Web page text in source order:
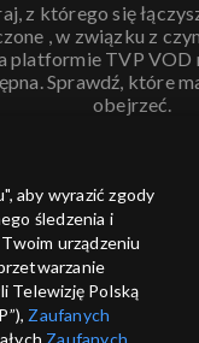
z którego się
, w związku z
platformie TVP VOD
Sprawdź, które
obejrzeć.
ANULUJ
aby wyrazić zgody
śledzenia i
urządzeniu
Telewizję Polską
Zaufanych
Zaufanych